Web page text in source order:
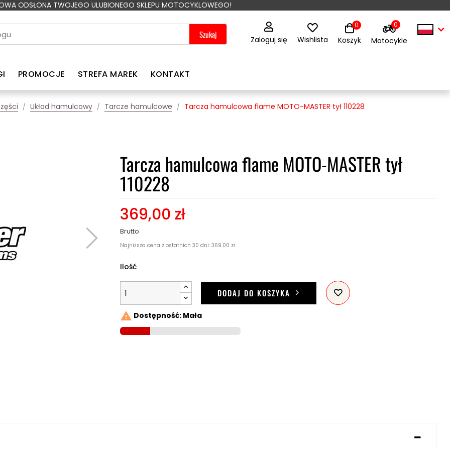
ODSŁONA TWOJEGO ULUBIONEGO SKLEPU MOTOCYKLOWEGO!
Szukaj Zaloguj się Wishlista Koszyk
0 0
Motocykle
PROMOCJE STREFA MAREK KONTAKT
Układ hamulcowy Tarcze hamulcowe Tarcza hamulcowa flame MOTO-MASTER tył 110228
Tarcza hamulcowa flame MOTO-MASTER tył
110228
369,00 zł
Brutto
Najniższa cena z ostatnich 30 dni: 369.00 zł
Ilość
DODAJ DO KOSZYKA
 Dostępność: Mała